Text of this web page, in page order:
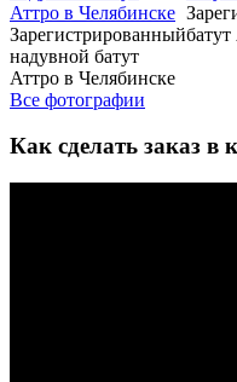
Зарегистрированный
надувной батут
Аттро в Челябинске
Все фотографии
Как сделать заказ в